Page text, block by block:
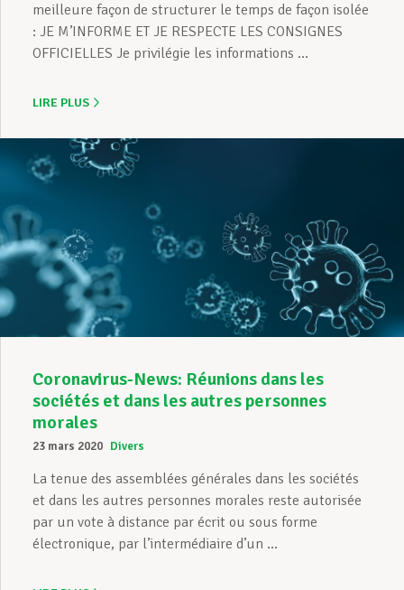
meilleure façon de structurer le temps de façon isolée
: JE M’INFORME ET JE RESPECTE LES CONSIGNES
OFFICIELLES Je privilégie les informations ...
LIRE PLUS
Coronavirus-News: Réunions dans les
sociétés et dans les autres personnes
morales
23 mars 2020 Divers
La tenue des assemblées générales dans les sociétés
et dans les autres personnes morales reste autorisée
par un vote à distance par écrit ou sous forme
électronique, par l’intermédiaire d’un ...